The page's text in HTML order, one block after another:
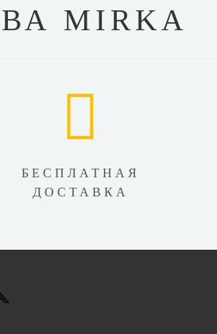
MIRKA
БЕСПЛАТНАЯ
ДОСТАВКА